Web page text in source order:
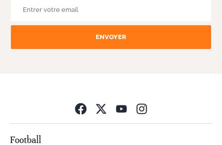
ENVOYER
Football